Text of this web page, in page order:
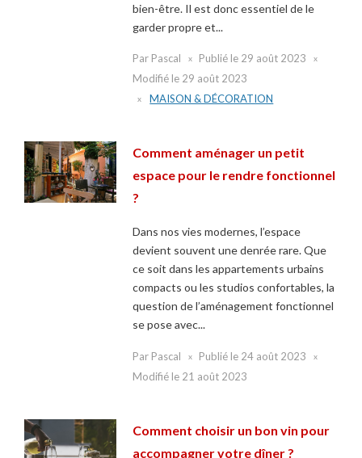
bien-être. Il est donc essentiel de le
garder propre et...
Par Pascal Publié le 29 août 2023
Modifié le 29 août 2023
MAISON & DÉCORATION
Comment aménager un petit
espace pour le rendre fonctionnel
?
Dans nos vies modernes, l’espace
devient souvent une denrée rare. Que
ce soit dans les appartements urbains
compacts ou les studios confortables, la
question de l’aménagement fonctionnel
se pose avec...
Par Pascal Publié le 24 août 2023
Modifié le 21 août 2023
Comment choisir un bon vin pour
accompagner votre dîner ?